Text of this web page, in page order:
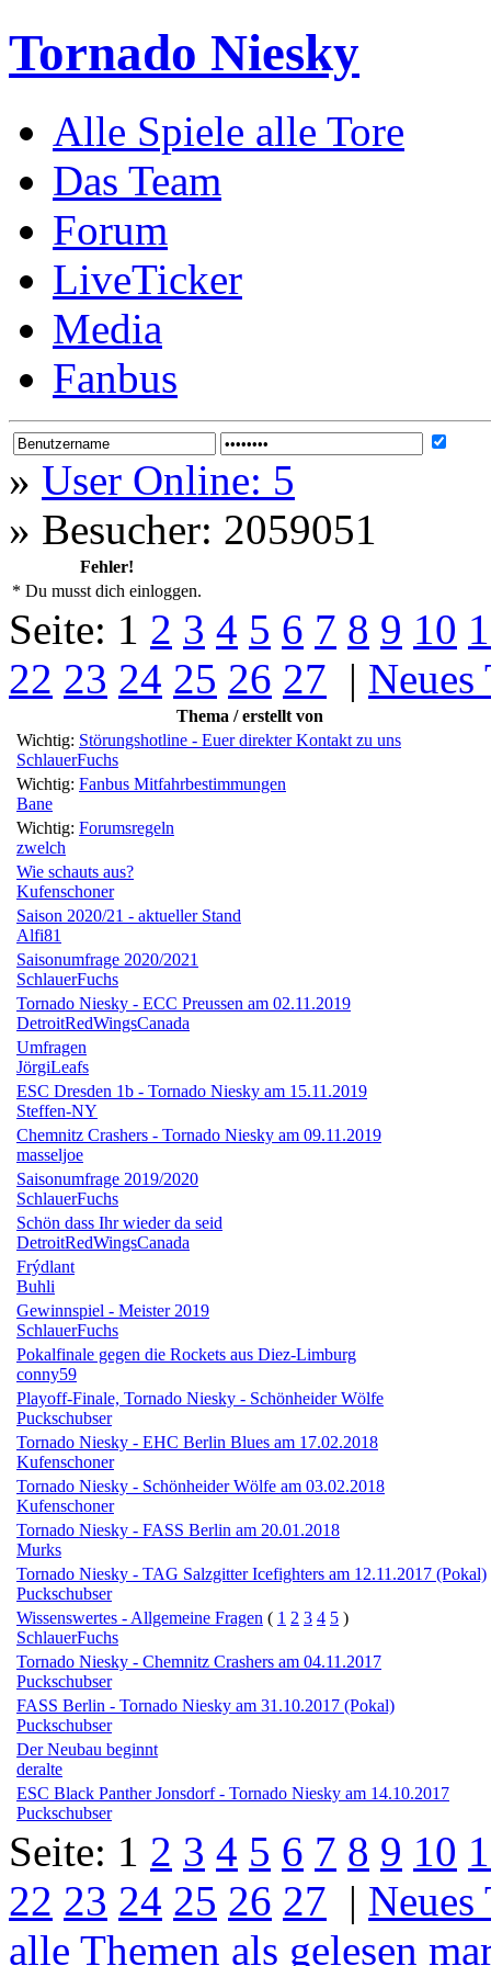
Tornado Niesky
Alle Spiele alle Tore
Das Team
Forum
LiveTicker
Media
Fanbus
» User Online: 5
» Besucher: 2059051
Fehler!
* Du musst dich einloggen.
Seite: 1 2 3 4 5 6 7 8 9 10
22 23 24 25 26 27 | Neues
Thema / erstellt von
Wichtig: Störungshotline - Euer direkter Kontakt zu uns
SchlauerFuchs
Wichtig: Fanbus Mitfahrbestimmungen
Bane
Wichtig: Forumsregeln
zwelch
Wie schauts aus?
Kufenschoner
Saison 2020/21 - aktueller Stand
Alfi81
Saisonumfrage 2020/2021
SchlauerFuchs
Tornado Niesky - ECC Preussen am 02.11.2019
DetroitRedWingsCanada
Umfragen
JörgiLeafs
ESC Dresden 1b - Tornado Niesky am 15.11.2019
Steffen-NY
Chemnitz Crashers - Tornado Niesky am 09.11.2019
masseljoe
Saisonumfrage 2019/2020
SchlauerFuchs
Schön dass Ihr wieder da seid
DetroitRedWingsCanada
Frýdlant
Buhli
Gewinnspiel - Meister 2019
SchlauerFuchs
Pokalfinale gegen die Rockets aus Diez-Limburg
conny59
Playoff-Finale, Tornado Niesky - Schönheider Wölfe
Puckschubser
Tornado Niesky - EHC Berlin Blues am 17.02.2018
Kufenschoner
Tornado Niesky - Schönheider Wölfe am 03.02.2018
Kufenschoner
Tornado Niesky - FASS Berlin am 20.01.2018
Murks
Tornado Niesky - TAG Salzgitter Icefighters am 12.11.2017 (Pokal)
Puckschubser
Wissenswertes - Allgemeine Fragen ( 1 2 3 4 5 )
SchlauerFuchs
Tornado Niesky - Chemnitz Crashers am 04.11.2017
Puckschubser
FASS Berlin - Tornado Niesky am 31.10.2017 (Pokal)
Puckschubser
Der Neubau beginnt
deralte
ESC Black Panther Jonsdorf - Tornado Niesky am 14.10.2017
Puckschubser
Seite: 1 2 3 4 5 6 7 8 9 10
22 23 24 25 26 27 | Neues
alle Themen als gelesen